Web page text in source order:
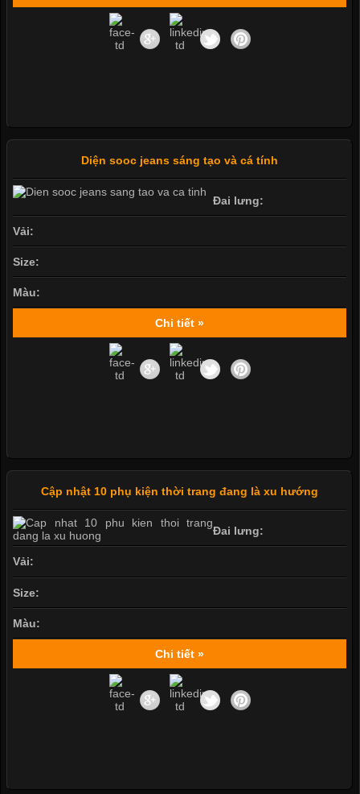
Diện sooc jeans sáng tạo và cá tính
Đai lưng:
Vải:
Size:
Màu:
Chi tiết »
Cập nhật 10 phụ kiện thời trang đang là xu hướng
Đai lưng:
Vải:
Size:
Màu:
Chi tiết »